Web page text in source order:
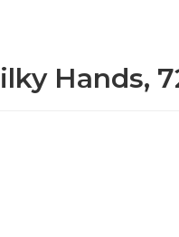
Hands,